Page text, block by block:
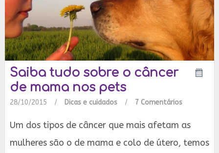
Saiba tudo sobre o câncer
de mama nos pets
28/10/2015 / Dicas e cuidados / 7 Comentários
Um dos tipos de câncer que mais afetam as
mulheres são o de mama e colo de útero, temos